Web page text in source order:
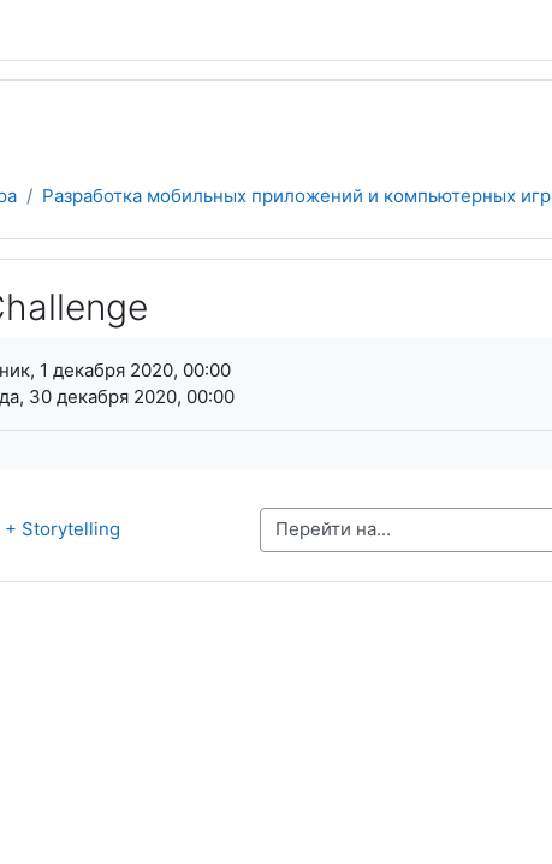
Разработка мобильных приложений и компьютерных игр
1 декабря 2020, 00:00
30 декабря 2020, 00:00
Storytelling Перейти на...